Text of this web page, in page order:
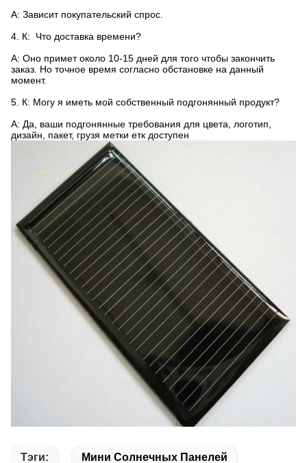
А: Зависит покупательский спрос.
4. К: Что доставка времени?
А: Оно примет около 10-15 дней для того чтобы закончить
заказ. Но точное время согласно обстановке на данный
момент.
5. К: Могу я иметь мой собственный подгонянный продукт?
А: Да, ваши подгонянные требования для цвета, логотип,
дизайн, пакет, грузя метки етк доступен
Тэги: Мини Солнечных Панелей